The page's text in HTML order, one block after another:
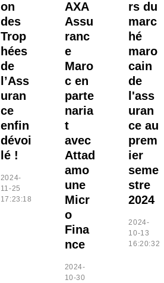
on
des
Trop
hées
de
l’Ass
uran
ce
enfin
dévoi
lé !
2024-
11-25
17:23:18
AXA
Assu
ranc
e
Maro
c en
parte
naria
t
avec
Attad
amo
une
Micr
o
Fina
nce
2024-
10-30
rs du
marc
hé
maro
cain
de
l'ass
uran
ce au
prem
ier
seme
stre
2024
2024-
10-13
16:20:32